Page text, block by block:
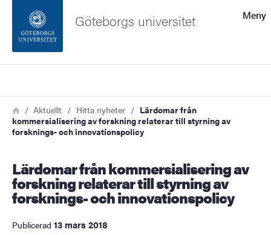
Sidfoten
Om webbplatsen
Meny
Göteborgs universitet
Länkstig
HemAktuellt Hitta nyheter
Lärdomar från
kommersialisering av forskning relaterar till styrning av
forsknings- och innovationspolicy
Lärdomar från kommersialisering av
forskning relaterar till styrning av
forsknings- och innovationspolicy
Publicerad 13 mars 2018